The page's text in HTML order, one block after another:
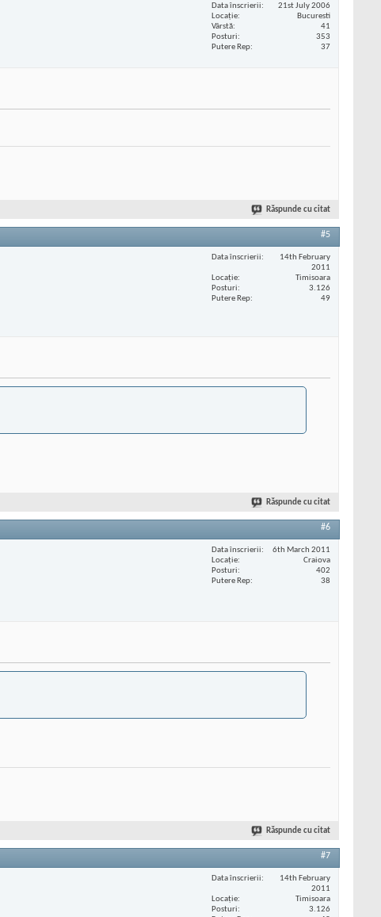
Data înscrierii
21st July 2006
Locaţie
Bucuresti
Vârstă
41
Posturi
353
Putere Rep
37
Răspunde cu citat
#5
Data înscrierii
14th February
2011
Locaţie
Timisoara
Posturi
3.126
Putere Rep
49
Răspunde cu citat
#6
Data înscrierii
6th March 2011
Locaţie
Craiova
Posturi
402
Putere Rep
38
Răspunde cu citat
#7
Data înscrierii
14th February
2011
Locaţie
Timisoara
Posturi
3.126